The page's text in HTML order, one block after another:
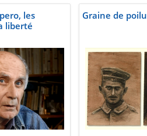
les
liberté
Graine de poilu